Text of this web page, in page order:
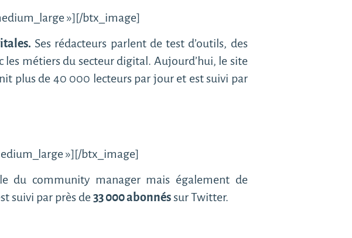
»][/btx_image]
Ses rédacteurs parlent de test d’outils, des
les métiers du secteur digital. Aujourd’hui, le site
plus de 40 000 lecteurs par jour et est suivi par
»][/btx_image]
du community manager mais également de
suivi par près de33 000 abonnéssur Twitter.